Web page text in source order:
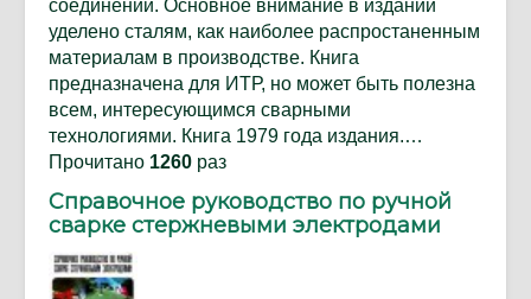
соединений. Основное внимание в издании
уделено сталям, как наиболее распростаненным
материалам в производстве. Книга
предназначена для ИТР, но может быть полезна
всем, интересующимся сварными
технологиями. Книга 1979 года издания.…
Прочитано 1260 раз
Справочное руководство по ручной
сварке стержневыми электродами